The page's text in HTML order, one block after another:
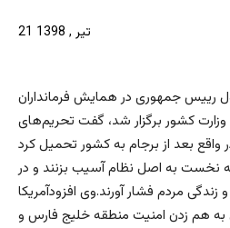
21 تیر , 1398
رییس جمهوری در همایش فرمانداران
کشور برگزار شد، گفت تحریم‌های
واقع بعد از برجام به کشور تحمیل کرد
نخست به اصل نظام آسیب بزنند و در
مردم فشار آورند.وی افزودآمریکا
به هم زدن امنیت منطقه خلیج فارس و